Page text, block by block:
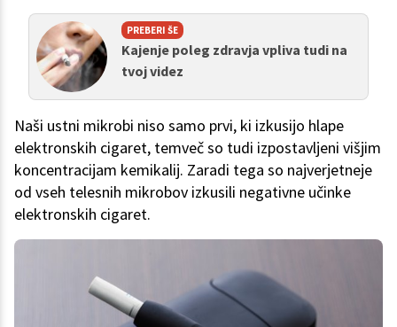
PREBERI ŠE
Kajenje poleg zdravja vpliva tudi na
tvoj videz
Naši ustni mikrobi niso samo prvi, ki izkusijo hlape
elektronskih cigaret, temveč so tudi izpostavljeni višjim
koncentracijam kemikalij. Zaradi tega so najverjetneje
od vseh telesnih mikrobov izkusili negativne učinke
elektronskih cigaret.